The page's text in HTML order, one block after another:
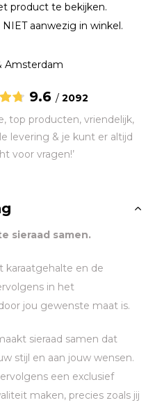
product te bekijken.
aanwezig in winkel.
Amsterdam
9.6 / 2092
top producten, vriendelijk,
levering & je kunt er altijd
voor vragen!’
sieraad samen.
karaatgehalte en de
in het
jou gewenste maat is.
sieraad samen dat
stijl en aan jouw wensen.
een exclusief
maken, precies zoals jij